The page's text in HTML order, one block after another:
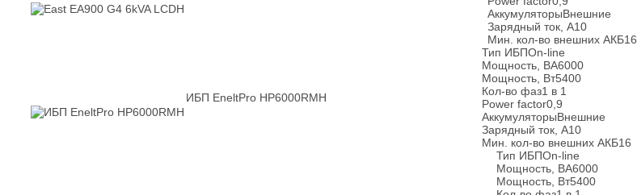
АккумуляторыВнешние
Зарядный ток, А10
Мин. кол-во внешних АКБ16
ИБП EneltPro HP6000RMH
Тип ИБПOn-line
Мощность, ВА6000
Мощность, Вт5400
Кол-во фаз1 в 1
Power factor0,9
АккумуляторыВнешние
Зарядный ток, А10
Мин. кол-во внешних АКБ16
Тип ИБПOn-line
Мощность, ВА6000
Мощность, Вт5400